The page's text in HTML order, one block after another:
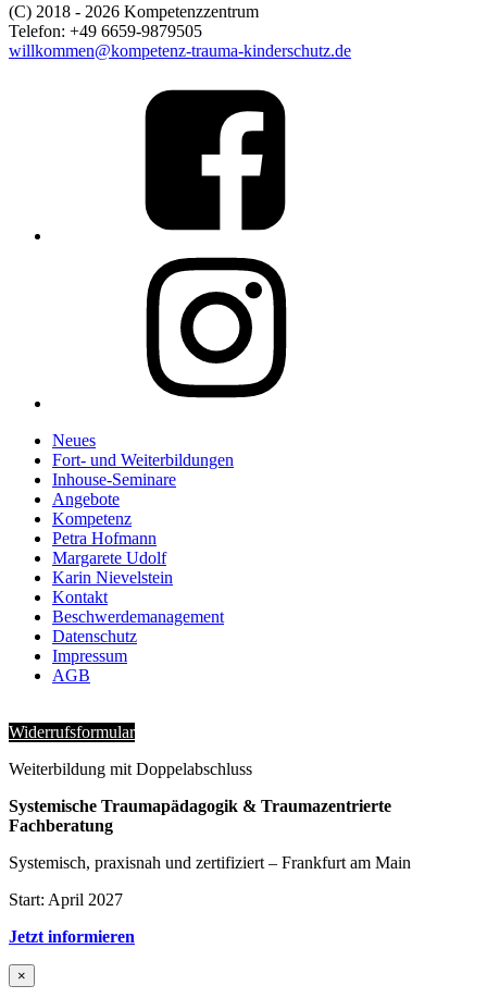
(C) 2018 - 2026 Kompetenzzentrum
Telefon: +49 6659-9879505
willkommen@kompetenz-trauma-kinderschutz.de
Neues
Fort- und Weiterbildungen
Inhouse-Seminare
Angebote
Kompetenz
Petra Hofmann
Margarete Udolf
Karin Nievelstein
Kontakt
Beschwerdemanagement
Datenschutz
Impressum
AGB
Widerrufsformular
Weiterbildung mit Doppelabschluss
Systemische Traumapädagogik & Traumazentrierte
Fachberatung
Systemisch, praxisnah und zertifiziert – Frankfurt am Main
Start: April 2027
Jetzt informieren
×